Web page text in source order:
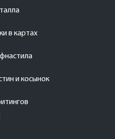
в картах
и косынок